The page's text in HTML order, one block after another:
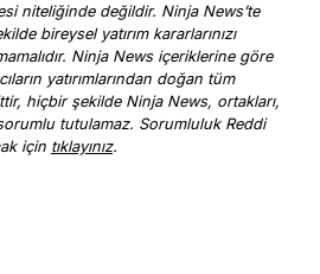
niteliğinde değildir. Ninja News’te
bireysel yatırım kararlarınızı
Ninja News içeriklerine göre
yatırımlarından doğan tüm
hiçbir şekilde Ninja News, ortakları,
tutulamaz. Sorumluluk Reddi
için tıklayınız.